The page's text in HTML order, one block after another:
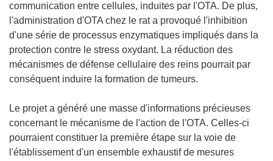
communication entre cellules, induites par l'OTA. De plus,
l'administration d'OTA chez le rat a provoqué l'inhibition
d'une série de processus enzymatiques impliqués dans la
protection contre le stress oxydant. La réduction des
mécanismes de défense cellulaire des reins pourrait par
conséquent induire la formation de tumeurs.
Le projet a généré une masse d'informations précieuses
concernant le mécanisme de l'action de l'OTA. Celles-ci
pourraient constituer la première étape sur la voie de
l'établissement d'un ensemble exhaustif de mesures